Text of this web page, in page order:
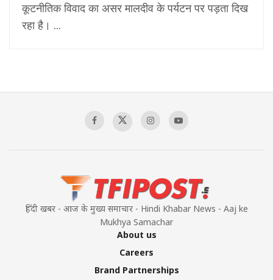
कूटनीतिक विवाद का असर मालदीव के पर्यटन पर पड़ता दिख
रहा है। ...
हिंदी खबर - आज के मुख्य समाचार - Hindi Khabar News - Aaj ke
Mukhya Samachar
About us
Careers
Brand Partnerships